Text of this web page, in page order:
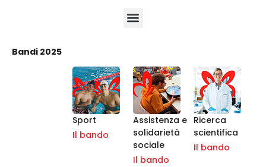
Bandi 2025
Sport
Il bando
Assistenza e
solidarietà
sociale
Il bando
Ricerca
scientifica
Il bando